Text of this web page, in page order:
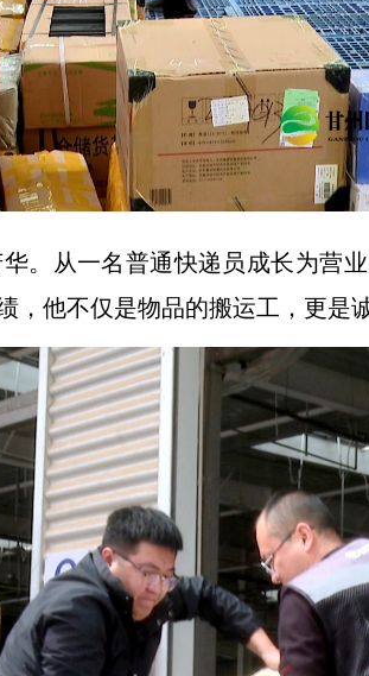
。从一名普通快递员成长为营
他不仅是物品的搬运工，更是